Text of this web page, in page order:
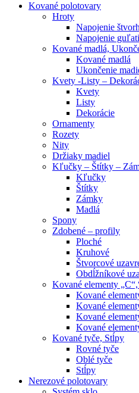
Kované polotovary
Hroty
Napojenie
Napojenie
Kované madlá,
Kované madlá
Ukončenie
Kvety -Listy –
Kvety
Listy
Dekorácie
Ornamenty
Rozety
Nity
Držiaky madiel
Kľučky – Štítky –
Kľučky
Štítky
Zámky
Madlá
Spony
Zdobené – profily
Ploché
Kruhové
Štvorcové
Obdĺžníkové
Kované elementy
Kované
Kované
Kované
Kované
Kované tyče, Stĺpy
Rovné tyče
Oblé tyče
Stĺpy
Nerezové polotovary